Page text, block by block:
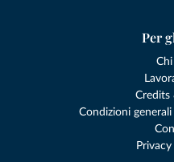
Per
Credits
Condizioni